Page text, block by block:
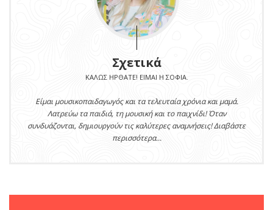
Σχετικά
ΚΑΛΏΣ ΉΡΘΑΤΕ! ΕΊΜΑΙ Η ΣΟΦΊΑ.
Είμαι μουσικοπαιδαγωγός και τα τελευταία χρόνια και μαμά.
Λατρεύω τα παιδιά, τη μουσική και το παιχνίδι! Όταν
συνδυάζονται, δημιουργούν τις καλύτερες αναμνήσεις! Διαβάστε
περισσότερα...